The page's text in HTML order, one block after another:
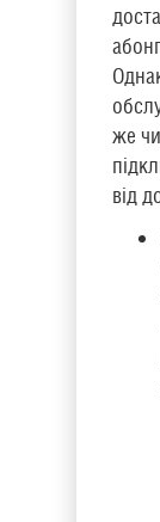
же
від